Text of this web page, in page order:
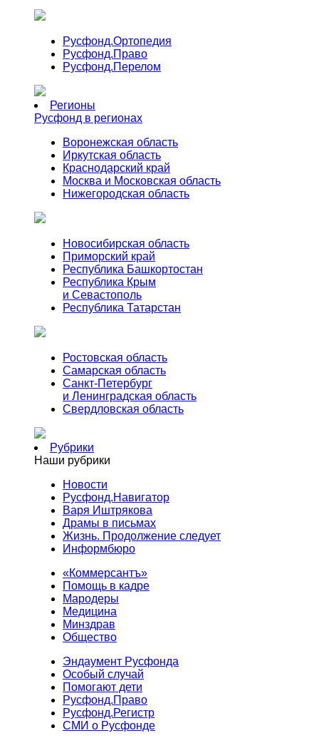
Русфонд.Ортопедия
Русфонд.Право
Русфонд.Перелом
Регионы
Русфонд в регионах
Воронежская область
Иркутская область
Краснодарский край
Москва и Московская область
Нижегородская область
Новосибирская область
Приморский край
Республика Башкортостан
Республика Крым
и Севастополь
Республика Татарстан
Ростовская область
Самарская область
Санкт-Петербург
и Ленинградская область
Свердловская область
Рубрики
Наши рубрики
Новости
Русфонд.Навигатор
Варя Иштрякова
Драмы в письмах
Жизнь. Продолжение следует
Информбюро
«Коммерсантъ»
Помощь в кадре
Мародеры
Медицина
Минздрав
Общество
Эндаумент Русфонда
Особый случай
Помогают дети
Русфонд.Право
Русфонд.Регистр
СМИ о Русфонде